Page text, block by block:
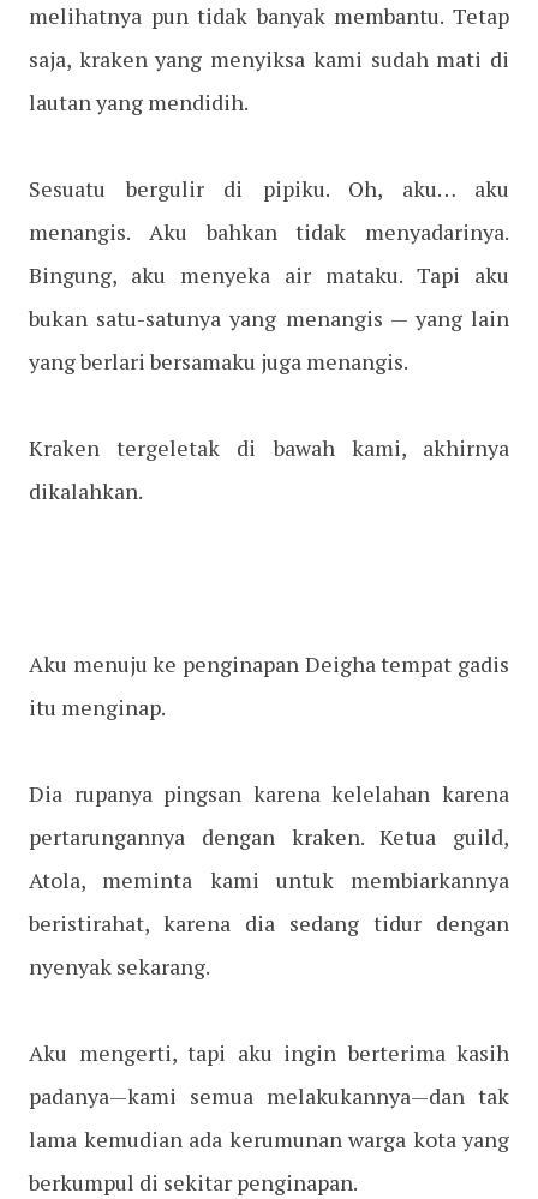
melihatnya pun tidak banyak membantu. Tetap
saja, kraken yang menyiksa kami sudah mati di
lautan yang mendidih.
Sesuatu bergulir di pipiku. Oh, aku… aku
menangis. Aku bahkan tidak menyadarinya.
Bingung, aku menyeka air mataku. Tapi aku
bukan satu-satunya yang menangis — yang lain
yang berlari bersamaku juga menangis.
Kraken tergeletak di bawah kami, akhirnya
dikalahkan.
Aku menuju ke penginapan Deigha tempat gadis
itu menginap.
Dia rupanya pingsan karena kelelahan karena
pertarungannya dengan kraken. Ketua guild,
Atola, meminta kami untuk membiarkannya
beristirahat, karena dia sedang tidur dengan
nyenyak sekarang.
Aku mengerti, tapi aku ingin berterima kasih
padanya—kami semua melakukannya—dan tak
lama kemudian ada kerumunan warga kota yang
berkumpul di sekitar penginapan.